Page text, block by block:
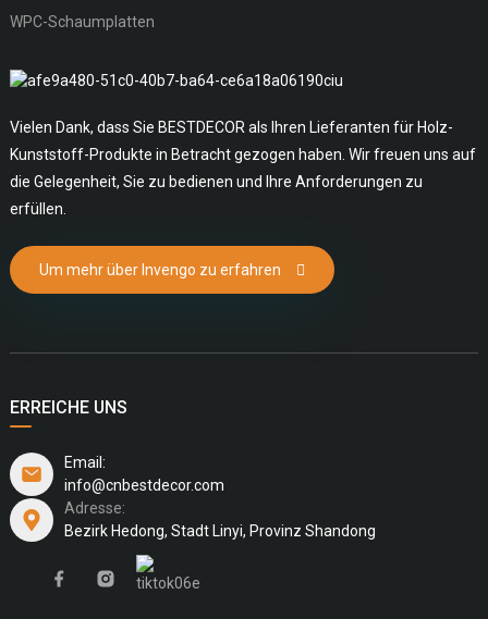
WPC-Schaumplatten
Vielen Dank, dass Sie BESTDECOR als Ihren Lieferanten für Holz-
Kunststoff-Produkte in Betracht gezogen haben. Wir freuen uns auf
die Gelegenheit, Sie zu bedienen und Ihre Anforderungen zu
erfüllen.
Um mehr über Invengo zu erfahren
ERREICHE UNS
Email:
info@cnbestdecor.com
Adresse:
Bezirk Hedong, Stadt Linyi, Provinz Shandong